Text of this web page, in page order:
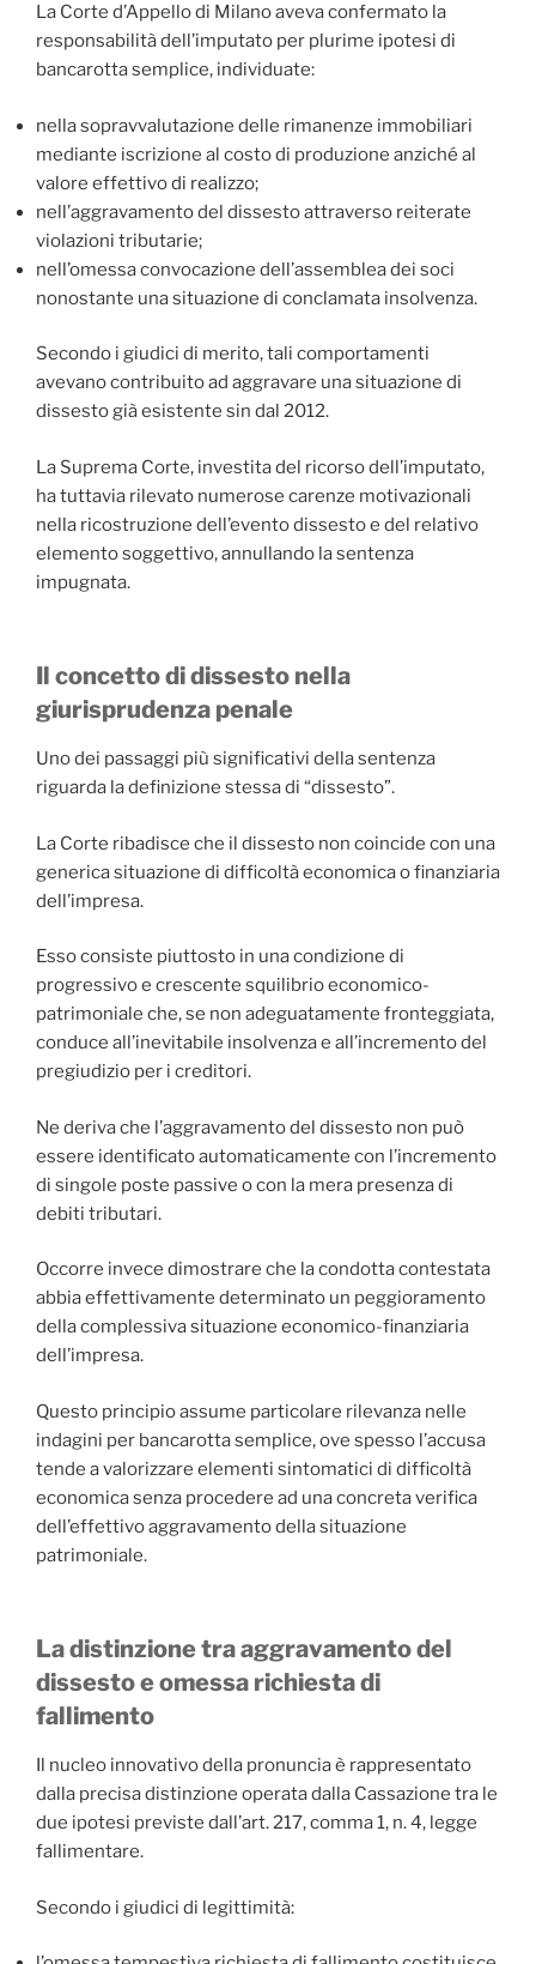
La Corte d’Appello di Milano aveva confermato la
responsabilità dell’imputato per plurime ipotesi di
bancarotta semplice, individuate:
nella sopravvalutazione delle rimanenze immobiliari
mediante iscrizione al costo di produzione anziché al
valore effettivo di realizzo;
nell’aggravamento del dissesto attraverso reiterate
violazioni tributarie;
nell’omessa convocazione dell’assemblea dei soci
nonostante una situazione di conclamata insolvenza.
Secondo i giudici di merito, tali comportamenti
avevano contribuito ad aggravare una situazione di
dissesto già esistente sin dal 2012.
La Suprema Corte, investita del ricorso dell’imputato,
ha tuttavia rilevato numerose carenze motivazionali
nella ricostruzione dell’evento dissesto e del relativo
elemento soggettivo, annullando la sentenza
impugnata.
Il concetto di dissesto nella
giurisprudenza penale
Uno dei passaggi più significativi della sentenza
riguarda la definizione stessa di “dissesto”.
La Corte ribadisce che il dissesto non coincide con una
generica situazione di difficoltà economica o finanziaria
dell’impresa.
Esso consiste piuttosto in una condizione di
progressivo e crescente squilibrio economico-
patrimoniale che, se non adeguatamente fronteggiata,
conduce all’inevitabile insolvenza e all’incremento del
pregiudizio per i creditori.
Ne deriva che l’aggravamento del dissesto non può
essere identificato automaticamente con l’incremento
di singole poste passive o con la mera presenza di
debiti tributari.
Occorre invece dimostrare che la condotta contestata
abbia effettivamente determinato un peggioramento
della complessiva situazione economico-finanziaria
dell’impresa.
Questo principio assume particolare rilevanza nelle
indagini per bancarotta semplice, ove spesso l’accusa
tende a valorizzare elementi sintomatici di difficoltà
economica senza procedere ad una concreta verifica
dell’effettivo aggravamento della situazione
patrimoniale.
La distinzione tra aggravamento del
dissesto e omessa richiesta di
fallimento
Il nucleo innovativo della pronuncia è rappresentato
dalla precisa distinzione operata dalla Cassazione tra le
due ipotesi previste dall’art. 217, comma 1, n. 4, legge
fallimentare.
Secondo i giudici di legittimità: